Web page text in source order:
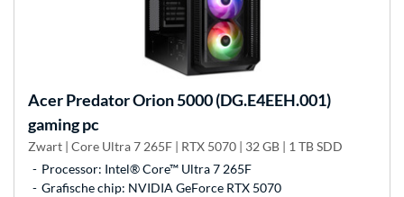
AcerPredator Orion 5000 (DG.E4EEH.001)
gaming pc
Zwart | Core Ultra 7 265F | RTX 5070 | 32 GB | 1 TB SDD
Processor: Intel® Core™ Ultra 7 265F
Grafische chip: NVIDIA GeForce RTX 5070